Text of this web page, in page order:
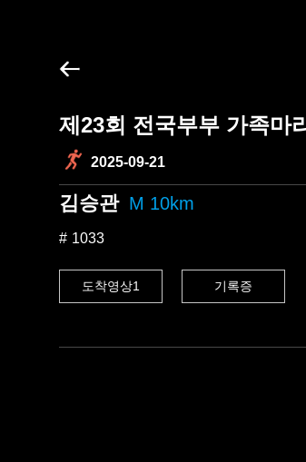
제23회 전국부부 가족마
2025-09-21
김승관 M 10km
1033
도착영상1 기록증